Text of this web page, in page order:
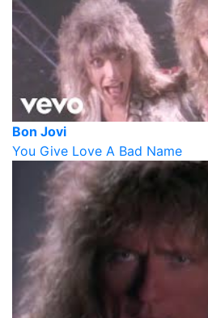
Bon Jovi
You Give Love A Bad Name